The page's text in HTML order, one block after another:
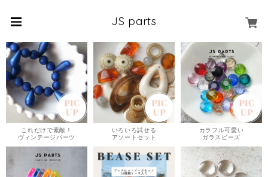
JS parts
これだけで素敵！
ヴィンテージパーツ
いろいろ試せる
アソートセット
カラフル可愛い
ガラスビーズ